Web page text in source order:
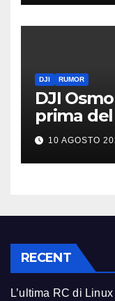
DJI RUMOR
DJI
prima
grande e
10 AGOSTO
RECENT
L’ultima RC di